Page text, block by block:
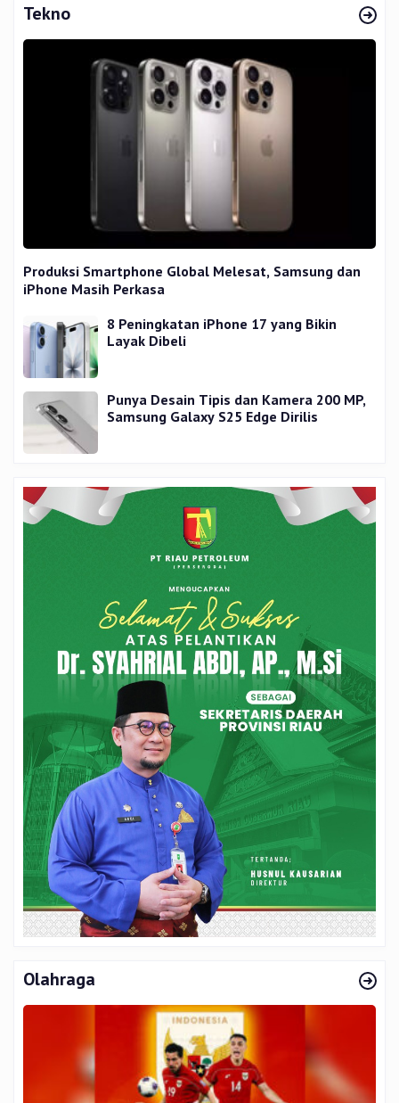
Tekno
Produksi Smartphone Global Melesat, Samsung dan
iPhone Masih Perkasa
8 Peningkatan iPhone 17 yang Bikin
Layak Dibeli
Punya Desain Tipis dan Kamera 200 MP,
Samsung Galaxy S25 Edge Dirilis
Olahraga